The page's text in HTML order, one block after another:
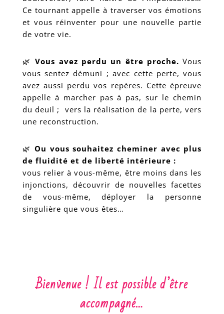
Ce tournant appelle à traverser vos émotions
et vous réinventer pour une nouvelle partie
de votre vie.
🌿Vous avez perdu un être proche. Vous
vous sentez démuni ; avec cette perte, vous
avez aussi perdu vos repères. Cette épreuve
appelle à marcher pas à pas, sur le chemin
du deuil ; vers la réalisation de la perte, vers
une reconstruction.
🌿Ou vous souhaitez cheminer avec plus
de fluidité et de liberté intérieure :
vous relier à vous-même, être moins dans les
injonctions, découvrir de nouvelles facettes
de vous-même, déployer la personne
singulière que vous êtes…
Bienvenue ! Il est possible d’être
accompagné…